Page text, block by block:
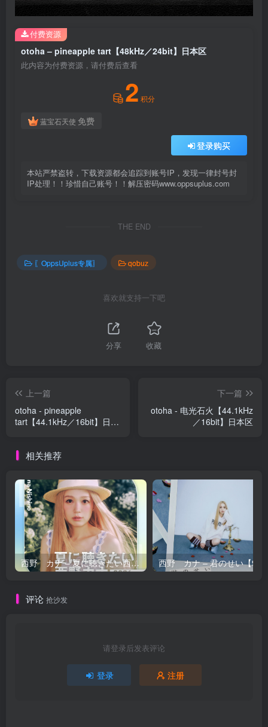
otoha – pineapple tart【48kHz／24bit】日本区
此内容为付费资源，请付费后查看
2 积分
蓝宝石天使 免费
登录购买
本站严禁盗转，下载资源都会追踪到账号IP，发现一律封号封
IP处理！！珍惜自己账号！！解压密码www.oppsuplus.com
付费资源
THE END
〖OppsUplus专属〗 qobuz
喜欢就支持一下吧
分享 收藏
上一篇
otoha - pineapple
tart【44.1kHz／16bit】日本
下一篇
otoha - 电光石火【44.1kHz
／16bit】日本区
相关推荐
西野 カナ – 夏に聴きたい西野カナ2026【44.1kHz／16bit】日本区
评论 抢沙发
请登录后发表评论
登录 注册